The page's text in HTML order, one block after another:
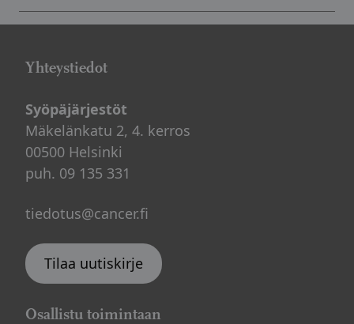
Yhteystiedot
Syöpäjärjestöt
Mäkelänkatu 2, 4. kerros
00500 Helsinki
puh. 09 135 331
tiedotus@cancer.fi
Tilaa uutiskirje
Osallistu toimintaan